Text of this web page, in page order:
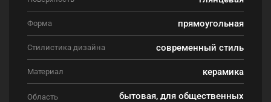
Форма прямоугольная
Стилистика дизайна современный стиль
Материал керамика
Область
бытовая, для общественных